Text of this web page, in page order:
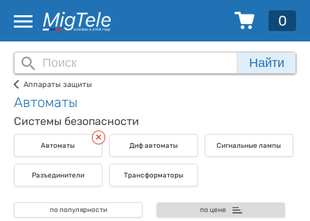
0
Найти
Аппараты защиты
Автоматы
Системы безопасности
Автоматы Диф автоматы Сигнальные лампы
Разъединители Трансформаторы
по популярности по цене